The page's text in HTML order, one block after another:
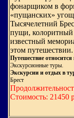
фонарщиком в
«пущанских»
Тысячелетний
пущи, колоритный
известный
этом путешествии.
Путешествие
Экскурсионные туры.
Экскурсии и отдых в
Брест
Стоимость: 21450